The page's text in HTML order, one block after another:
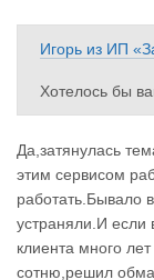
Игорь из ИП
Хотелось бы
принятые
изнаются
ледствия
За сим
ы ни остались,
Да,затянулась
этим сервисом
работать.Бывало
устраняли.И если
клиента много
сотню,решил